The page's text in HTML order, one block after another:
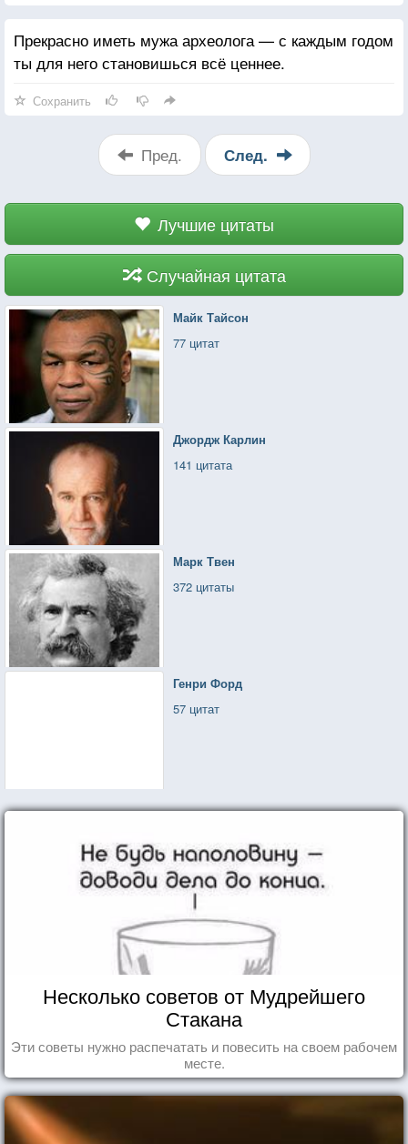
Прекрасно иметь мужа археолога — с каждым годом
ты для него становишься всё ценнее.
Сохранить
Пред. След.
Лучшие цитаты
Случайная цитата
Майк Тайсон
77 цитат
Джордж Карлин
141 цитата
Марк Твен
372 цитаты
Генри Форд
57 цитат
Несколько советов от Мудрейшего
Стакана
Эти советы нужно распечатать и повесить на своем рабочем
месте.